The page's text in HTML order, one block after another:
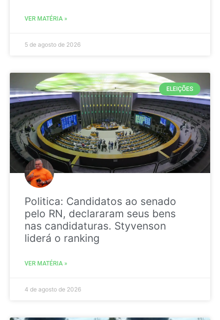
VER MATÉRIA »
5 de agosto de 2026
ELEIÇÕES
Politica: Candidatos ao senado
pelo RN, declararam seus bens
nas candidaturas. Styvenson
liderá o ranking
VER MATÉRIA »
4 de agosto de 2026